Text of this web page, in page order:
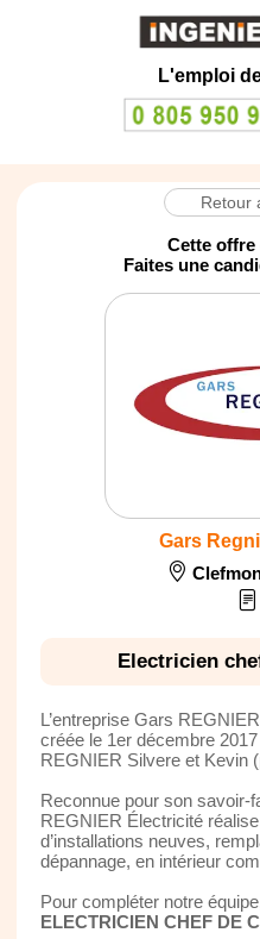
L'emploi
Retour
Cette
Faites une
Gars
Electricien
L’entreprise Gars
créée le 1er décembre
REGNIER Silvere et Kevin
Reconnue pour son savoir-
REGNIER Électricité
d’installations neuves,
dépannage, en intérieur
Pour compléter notre
ELECTRICIEN CHEF DE